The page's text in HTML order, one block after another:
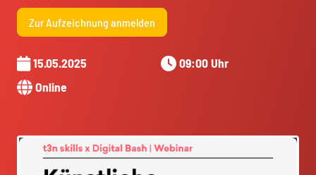
Zur Aufzeichnung anmelden
15.05.2025
09:00 Uhr
Online